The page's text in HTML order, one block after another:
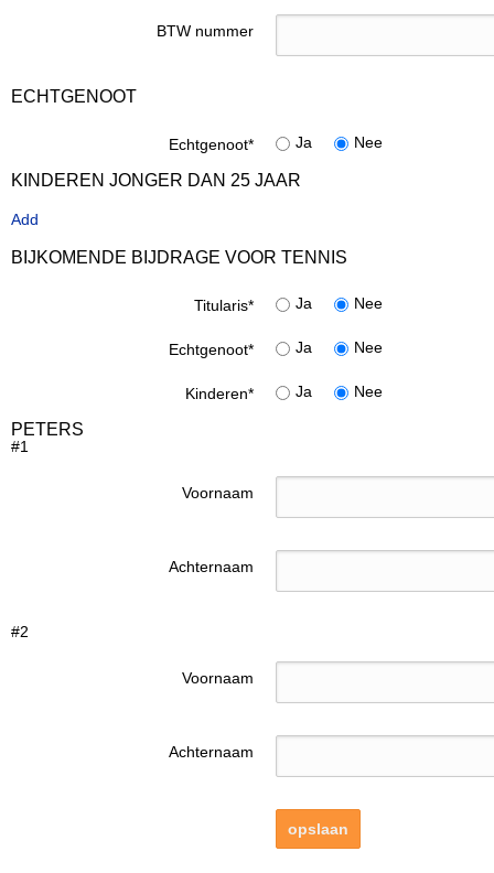
BTW nummer
ECHTGENOOT
Echtgenoot* Ja Nee
KINDEREN JONGER DAN 25 JAAR
Add
BIJKOMENDE BIJDRAGE VOOR TENNIS
Titularis* Ja Nee
Echtgenoot* Ja Nee
Kinderen* Ja Nee
PETERS
#1
Voornaam
Achternaam
#2
Voornaam
Achternaam